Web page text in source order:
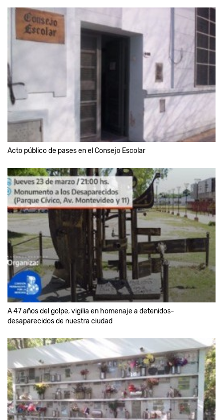
Acto público de pases en el Consejo Escolar
A 47 años del golpe, vigilia en homenaje a detenidos-
desaparecidos de nuestra ciudad